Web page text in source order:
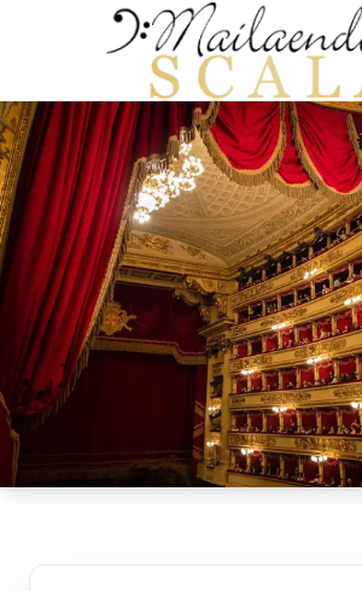
MAILÄNDER SCALA
SPIELPLAN 2026/2027
SITZPLAN